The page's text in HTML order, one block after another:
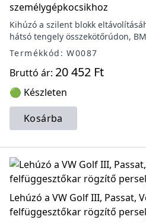
személygépkocsikhoz
Kihúzó a szilent blokk
hátsó tengely összekötőrúdon,
Termékkód: W0087
Bruttó ár: 20 452 Ft
🟢 Készleten
Kosárba
Lehúzó a VW Golf III, Passat,
felfüggesztőkar rögzítő